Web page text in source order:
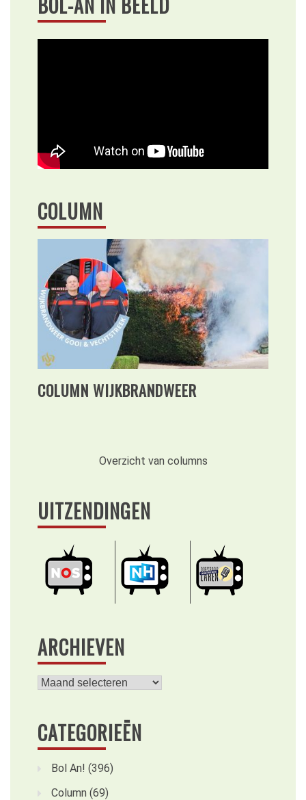
COLUMN
COLUMN WIJKBRANDWEER
Overzicht van columns
UITZENDINGEN
ARCHIEVEN
Archieven
CATEGORIEËN
Bol An! (396)
Column (69)